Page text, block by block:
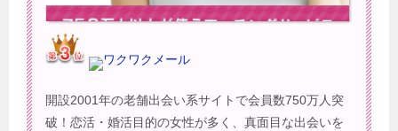
ワクワクメール
開設2001年の老舗出会い系サイトで会員数750万人突
破！恋活・婚活目的の女性が多く、真面目な出会いを